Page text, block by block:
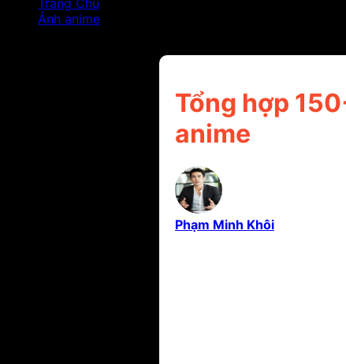
Trang Chủ
Ảnh anime
Tổng hợp
anime
Phạm Minh Khôi